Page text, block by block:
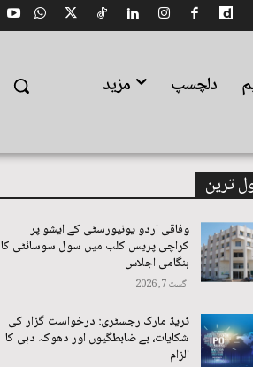
دلچسپ مزید
ترین
وفاقی اردو یونیورسٹی کے ایشو پر
کراچی پریس کلب میں سول سوسائٹی کا
ہنگامی اجلاس
اگست 7, 2026
ٹریڈ مارک رجسٹری: درخواست گزار کی
شکایات، بے ضابطگیوں اور دھوکہ دہی کا
الزام